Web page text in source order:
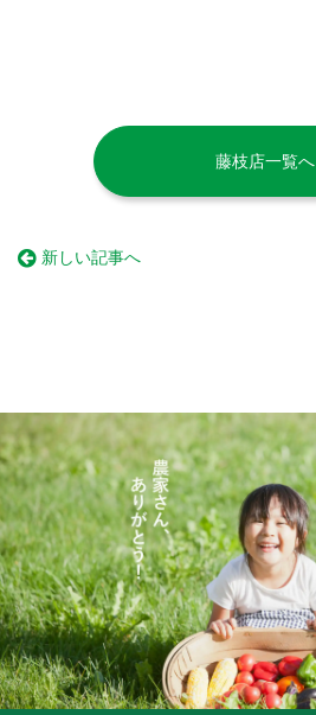
藤枝店一覧へ
新しい記事へ